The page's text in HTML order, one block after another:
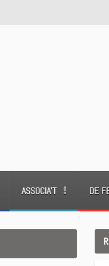
ASSOCIA’T DE